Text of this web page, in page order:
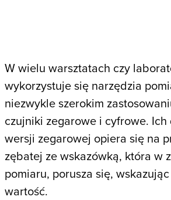
W wielu warsztatach czy
wykorzystuje się narzędzia
niezwykle szerokim
czujniki zegarowe i cyfrowe. Ich
wersji zegarowej opiera się na
zębatej ze wskazówką, która w
pomiaru, porusza się,
wartość.